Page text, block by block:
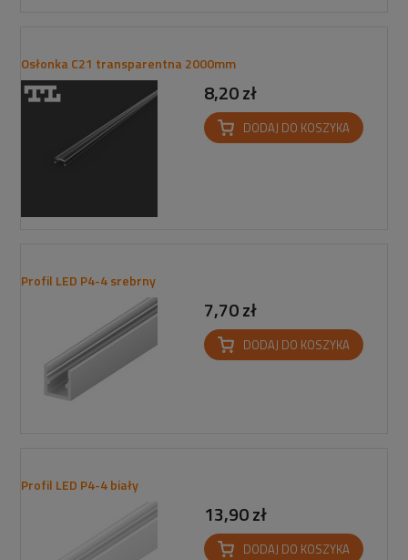
Osłonka C21 transparentna 2000mm
8,20 zł
DODAJ DO KOSZYKA
Profil LED P4-4 srebrny
7,70 zł
DODAJ DO KOSZYKA
Profil LED P4-4 biały
13,90 zł
DODAJ DO KOSZYKA